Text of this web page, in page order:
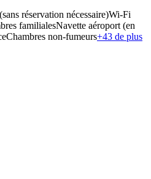
réservation nécessaire)Wi-Fi
familialesNavette aéroport (en
Chambres non-fumeurs+43 de plus